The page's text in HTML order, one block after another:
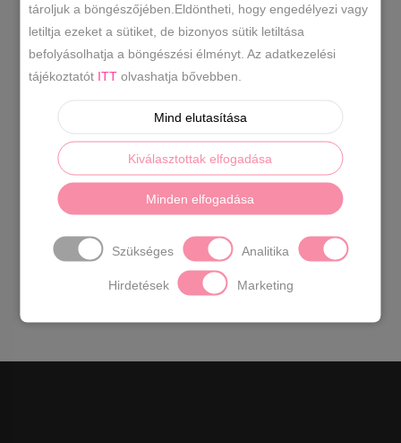
TOVÁBBI INFORMÁCIÓK
Horgolt hatású slip on ,kényelmes
lyukacsos,extra
Anyaga:szintetikusSzármazási
hely:EUSzín:fehér,fekete.Talp magasság: 3
cmSarok magasság: 4,5 cm
36- 23
cm 37- 23.5 cm 38- 24 cm 39- 24.5 cm 40- 25
cm 41-25.5 cm
tároljuk a böngészőjében.Eldöntheti, hogy engedélyezi vagy
letiltja ezeket a sütiket, de bizonyos sütik letiltása
befolyásolhatja a böngészési élményt. Az adatkezelési
tájékoztatót ITT olvashatja bővebben.
Mind elutasítása
Kiválasztottak elfogadása
Minden elfogadása
Szükséges Analitika
Hirdetések Marketing